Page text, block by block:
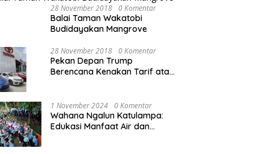
28 November 2018 0 Komentar
Balai Taman Wakatobi
Budidayakan Mangrove
28 November 2018 0 Komentar
Pekan Depan Trump
Berencana Kenakan Tarif atas
1 November 2024 0 Komentar
Wahana Ngalun Katulampa:
Edukasi Manfaat Air dan